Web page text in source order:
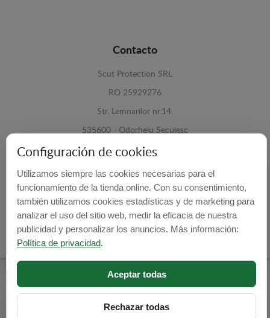
Contacto
Scut Protection SRL
RO 25929276
Str. Lemnarilor nr.14.
535600 - Odorheiu Secuiesc
Harghita, Romania
E-mail: info@cubrecarter.com
Site: www.cubrecarter.com
Cubre Carter -
Programed Bylokopi WEB
Configuración de cookies
Utilizamos siempre las cookies necesarias para el
funcionamiento de la tienda online. Con su consentimiento,
también utilizamos cookies estadísticas y de marketing para
analizar el uso del sitio web, medir la eficacia de nuestra
publicidad y personalizar los anuncios. Más información:
Política de privacidad.
Aceptar todas
Rechazar todas